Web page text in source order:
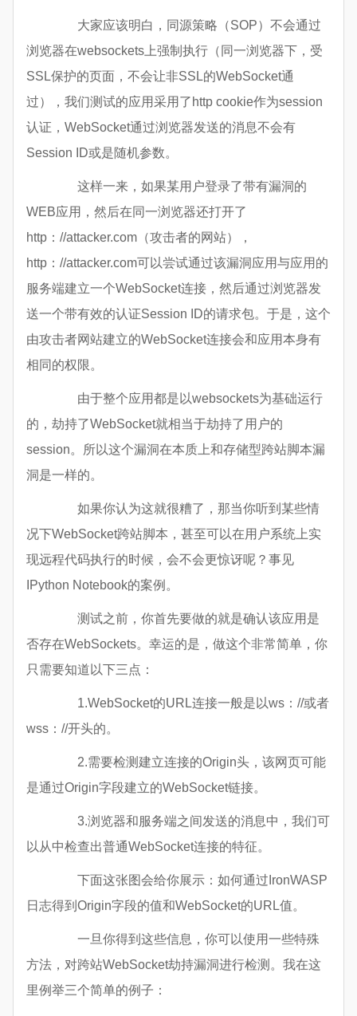
大家应该明白，同源策略（SOP）不会通过
浏览器在websockets上强制执行（同一浏览器下，受
SSL保护的页面，不会让非SSL的WebSocket通
过），我们测试的应用采用了http cookie作为session
认证，WebSocket通过浏览器发送的消息不会有
Session ID或是随机参数。
这样一来，如果某用户登录了带有漏洞的
WEB应用，然后在同一浏览器还打开了
http：//attacker.com（攻击者的网站），
http：//attacker.com可以尝试通过该漏洞应用与应用的
服务端建立一个WebSocket连接，然后通过浏览器发
送一个带有效的认证Session ID的请求包。于是，这个
由攻击者网站建立的WebSocket连接会和应用本身有
相同的权限。
由于整个应用都是以websockets为基础运行
的，劫持了WebSocket就相当于劫持了用户的
session。所以这个漏洞在本质上和存储型跨站脚本漏
洞是一样的。
如果你认为这就很糟了，那当你听到某些情
况下WebSocket跨站脚本，甚至可以在用户系统上实
现远程代码执行的时候，会不会更惊讶呢？事见
IPython Notebook的案例。
测试之前，你首先要做的就是确认该应用是
否存在WebSockets。幸运的是，做这个非常简单，你
只需要知道以下三点：
1.WebSocket的URL连接一般是以ws：//或者
wss：//开头的。
2.需要检测建立连接的Origin头，该网页可能
是通过Origin字段建立的WebSocket链接。
3.浏览器和服务端之间发送的消息中，我们可
以从中检查出普通WebSocket连接的特征。
下面这张图会给你展示：如何通过IronWASP
日志得到Origin字段的值和WebSocket的URL值。
一旦你得到这些信息，你可以使用一些特殊
方法，对跨站WebSocket劫持漏洞进行检测。我在这
里例举三个简单的例子：